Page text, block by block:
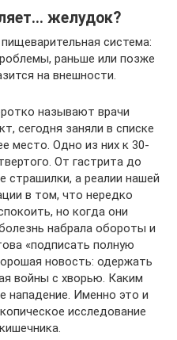
желудок?
система:
раньше или позже
на внешности.
называют врачи
сегодня заняли в списке
место. Одно из них к 30-
От гастрита до
страшилки, а реалии нашей
в том, что нередко
но когда они
набрала обороты и
«подписать полную
новость: одержать
войны с хворью. Каким
нападение. Именно это и
исследование